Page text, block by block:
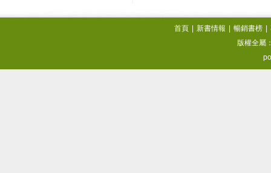
首頁 新書情報 暢銷書榜
版權全屬